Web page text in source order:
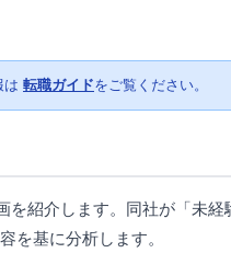
は 転職ガイドをご覧ください。
を紹介します。同社が「未
を基に分析します。